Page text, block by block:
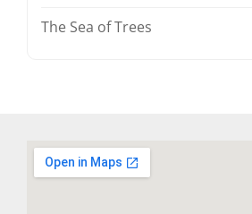
The Sea of Trees